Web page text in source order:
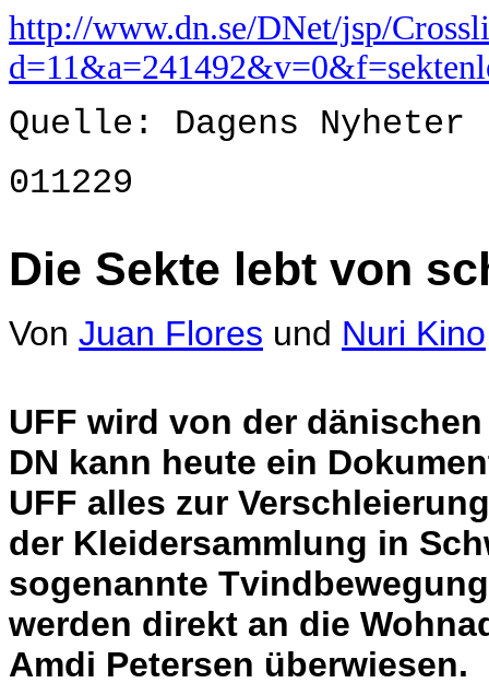
http://www.dn.se/DNet/jsp/
Quelle: Dagens Nyheter
011229
Die Sekte lebt von
Von Juan Flores und Nuri Kino
UFF wird von der
DN kann heute ein
UFF alles zur
der Kleidersammlung in
sogenannte
werden direkt an die
Amdi Petersen überwiesen.